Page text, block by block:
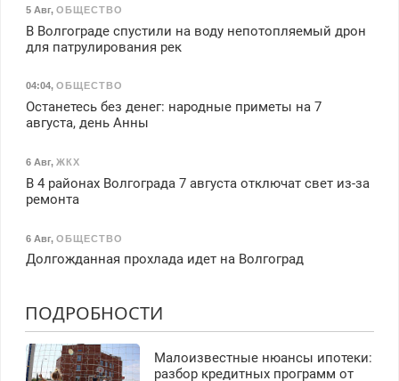
5 Авг, ОБЩЕСТВО
В Волгограде спустили на воду непотопляемый дрон
для патрулирования рек
04:04, ОБЩЕСТВО
Останетесь без денег: народные приметы на 7
августа, день Анны
6 Авг, ЖКХ
В 4 районах Волгограда 7 августа отключат свет из-за
ремонта
6 Авг, ОБЩЕСТВО
Долгожданная прохлада идет на Волгоград
ПОДРОБНОСТИ
Малоизвестные нюансы ипотеки:
разбор кредитных программ от